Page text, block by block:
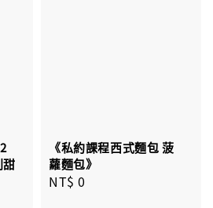
甜
《私約課程西式麵包 菠
蘿麵包》
Regular
NT$ 0